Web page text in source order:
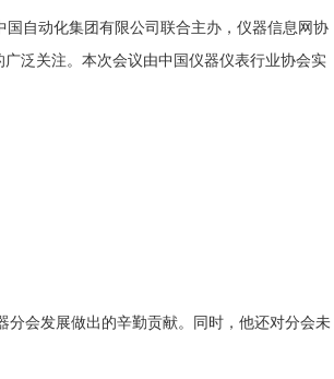
自动化集团有限公司联合主办，仪器信息网协
泛关注。本次会议由中国仪器仪表行业协会实
会发展做出的辛勤贡献。同时，他还对分会未